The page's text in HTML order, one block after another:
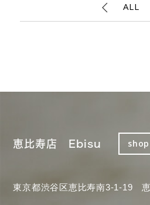
ALL
恵比寿店 Ebisu
東京都渋谷区恵比寿南3-1-19